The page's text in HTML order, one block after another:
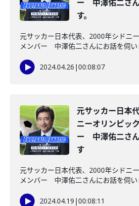
ー 中澤佑二さ
す。
元サッカー日本代表、2000年シドニ
メンバー 中澤佑二さんにお話を伺い
2024.04.26 |00:08:07
元サッカー日本
ニーオリンピッ
ー 中澤佑二さ
す
元サッカー日本代表、2000年シドニ
メンバー 中澤佑二さんにお話を伺い
2024.04.19 |00:08:11